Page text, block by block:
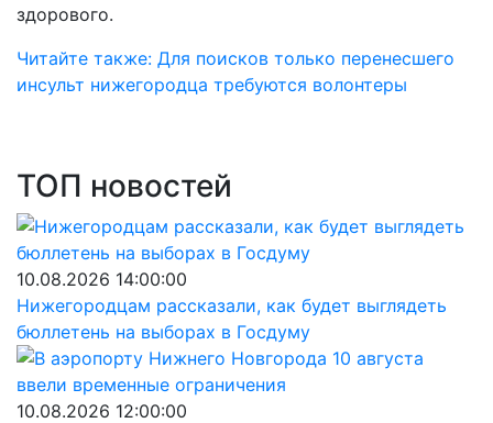
здорового.
Читайте также: Для поисков только перенесшего
инсульт нижегородца требуются волонтеры
ТОП новостей
10.08.2026 14:00:00
Нижегородцам рассказали, как будет выглядеть
бюллетень на выборах в Госдуму
10.08.2026 12:00:00